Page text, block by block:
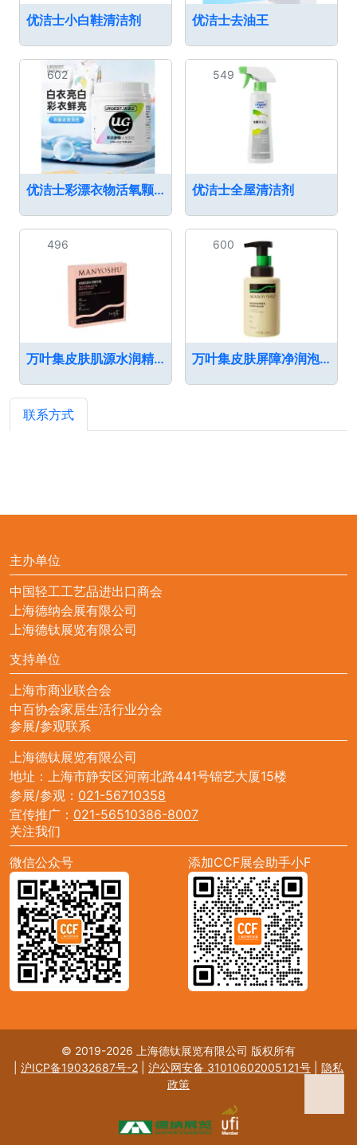
优洁士小白鞋清洁剂 优洁士去油王
602
优洁士彩漂衣物活氧颗粒
549
优洁士全屋清洁剂
496
万叶集皮肤肌源水润精华膜
600
万叶集皮肤屏障净润泡泡
联系方式
主办单位
中国轻工工艺品进出口商会
上海德纳会展有限公司
上海德钛展览有限公司
支持单位
上海市商业联合会
中百协会家居生活行业分会
参展/参观联系
上海德钛展览有限公司
地址：上海市静安区河南北路441号锦艺大厦15楼
参展/参观： 021-56710358
宣传推广： 021-56510386-8007
关注我们
微信公众号
添加CCF展会助手小F
© 2019-2026 上海德钛展览有限公司 版权所有
沪ICP备19032687号-2 沪公网安备 31010602005121号
隐私
政策